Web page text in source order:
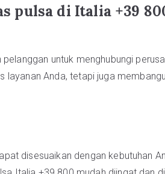
pulsa di Italia +39
untuk menghubungi
layanan Anda, tetapi juga
disesuaikan dengan kebutuhan